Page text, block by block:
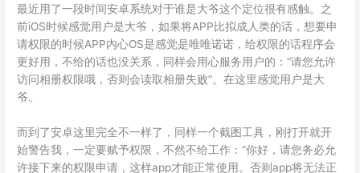
最近用了一段时间安卓系统对于谁是大爷这个定位很有感触。之
前iOS时候感觉用户是大爷，如果将APP比拟成人类的话，想要申
请权限的时候APP内心OS是感觉是唯唯诺诺，给权限的话程序会
更好用，不给的话也没关系，同样会用心服务用户的：“请您允许
访问相册权限哦，否则会读取相册失败”。在这里感觉用户是大
爷。
而到了安卓这里完全不一样了，同样一个截图工具，刚打开就开
始警告我，一定要赋予权限，不然不给工作：“你好，请您务必允
许接下来的权限申请，这样app才能正常使用。否则app将无法正